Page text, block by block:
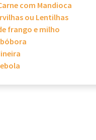
com Mandioca
ou Lentilhas
frango e milho